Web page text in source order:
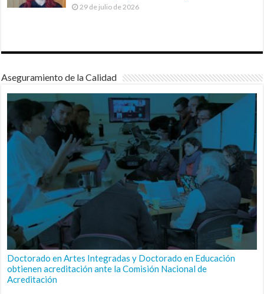
29 de julio de 2026
Aseguramiento de la Calidad
Doctorado en Artes Integradas y Doctorado en Educación
obtienen acreditación ante la Comisión Nacional de
Acreditación